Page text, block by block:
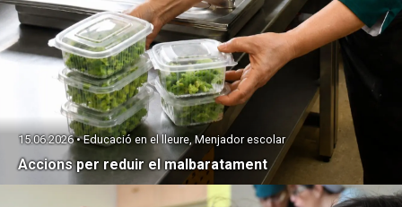
Accions per reduir el malbaratament
15.06.2026 • Educació en el lleure, Menjador escolar